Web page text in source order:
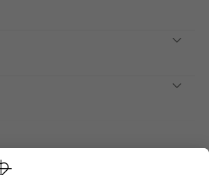
Internationellt